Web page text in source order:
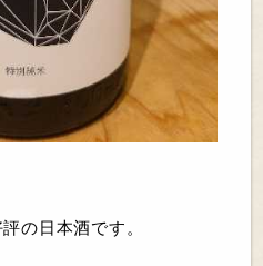
の日本酒です。